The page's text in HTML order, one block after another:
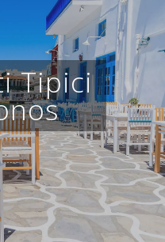
Tipici